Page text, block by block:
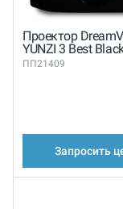
Проектор
YUNZI 3 Best
ПП21409
Запросить